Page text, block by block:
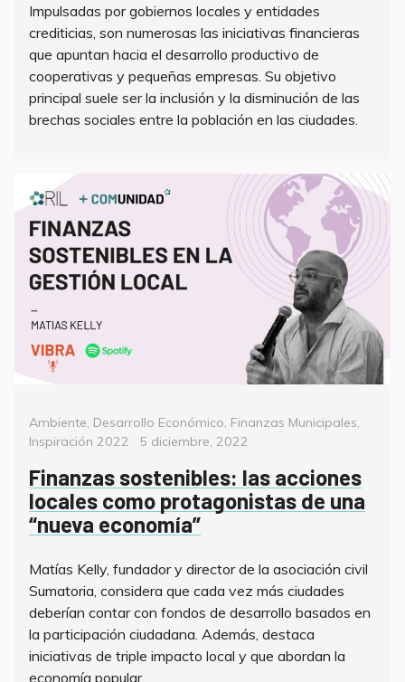
Impulsadas por gobiernos locales y entidades
crediticias, son numerosas las iniciativas financieras
que apuntan hacia el desarrollo productivo de
cooperativas y pequeñas empresas. Su objetivo
principal suele ser la inclusión y la disminución de las
brechas sociales entre la población en las ciudades.
Categorías
Ambiente, Desarrollo Económico, Finanzas Municipales,
Inspiración 2022
Posted
5 diciembre, 2022
Finanzas sostenibles: las acciones
locales como protagonistas de una
“nueva economía”
Matías Kelly, fundador y director de la asociación civil
Sumatoria, considera que cada vez más ciudades
deberían contar con fondos de desarrollo basados en
la participación ciudadana. Además, destaca
iniciativas de triple impacto local y que abordan la
economía popular.